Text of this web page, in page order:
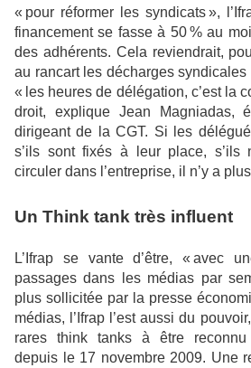
« pour réformer les syndicats »,
financement se fasse à 50 % au
des adhérents. Cela reviendrait,
au rancart les décharges syndicales
« les heures de délégation, c’est la
droit, explique Jean Magniadas,
dirigeant de la CGT. Si les
s’ils sont fixés à leur place, s’ils
circuler dans l’entreprise, il n’y a
Un Think tank très influent
L’Ifrap se vante d’être, « avec
passages dans les médias par
plus sollicitée par la presse
médias, l’Ifrap l’est aussi du
rares think tanks à être reconnu
depuis le 17 novembre 2009. Une